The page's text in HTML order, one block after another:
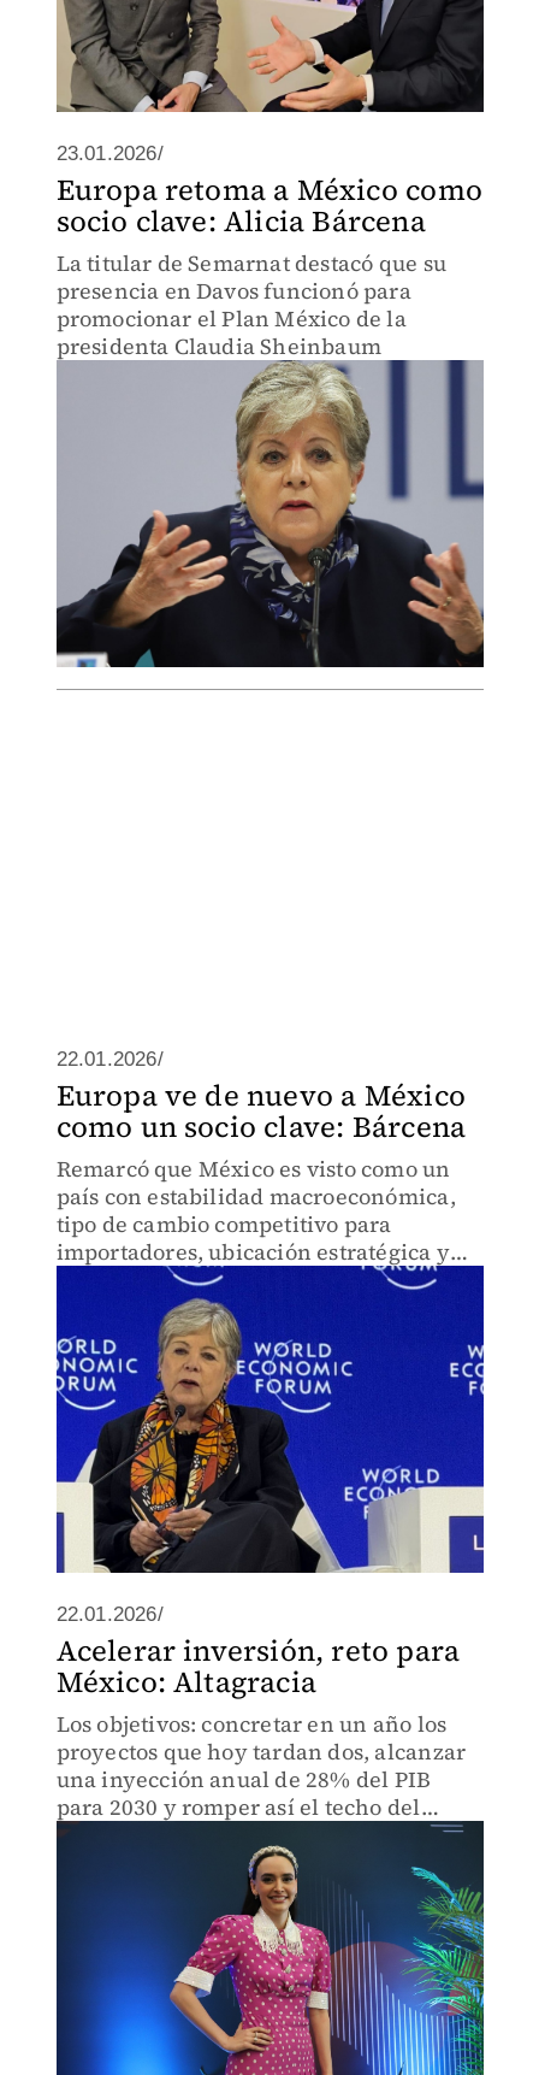
23.01.2026/
Europa retoma a México como
socio clave: Alicia Bárcena
La titular de Semarnat destacó que su
presencia en Davos funcionó para
promocionar el Plan México de la
presidenta Claudia Sheinbaum
22.01.2026/
Europa ve de nuevo a México
como un socio clave: Bárcena
Remarcó que México es visto como un
país con estabilidad macroeconómica,
tipo de cambio competitivo para
importadores, ubicación estratégica y
alto grado de integración con Estados
22.01.2026/
Acelerar inversión, reto para
México: Altagracia
Los objetivos: concretar en un año los
proyectos que hoy tardan dos, alcanzar
una inyección anual de 28% del PIB
para 2030 y romper así el techo del
crecimiento